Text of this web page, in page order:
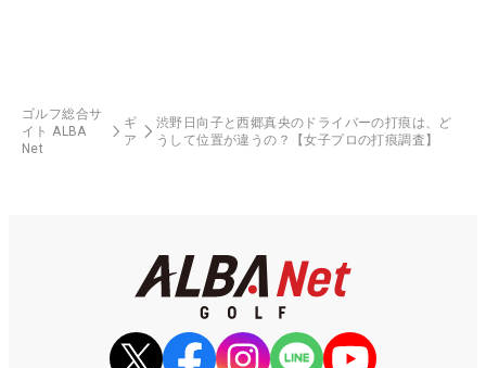
ゴルフ総合サ
イト ALBA
Net
ギ
ア
渋野日向子と西郷真央のドライバーの打痕は、ど
うして位置が違うの？【女子プロの打痕調査】